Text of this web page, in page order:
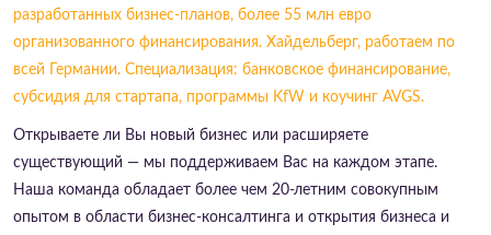
разработанных бизнес-планов, более 55 млн евро
организованного финансирования. Хайдельберг, работаем по
всей Германии. Специализация: банковское финансирование,
субсидия для стартапа, программы KfW и коучинг AVGS.
Открываете ли Вы новый бизнес или расширяете
существующий — мы поддерживаем Вас на каждом этапе.
Наша команда обладает более чем 20-летним совокупным
опытом в области бизнес-консалтинга и открытия бизнеса и